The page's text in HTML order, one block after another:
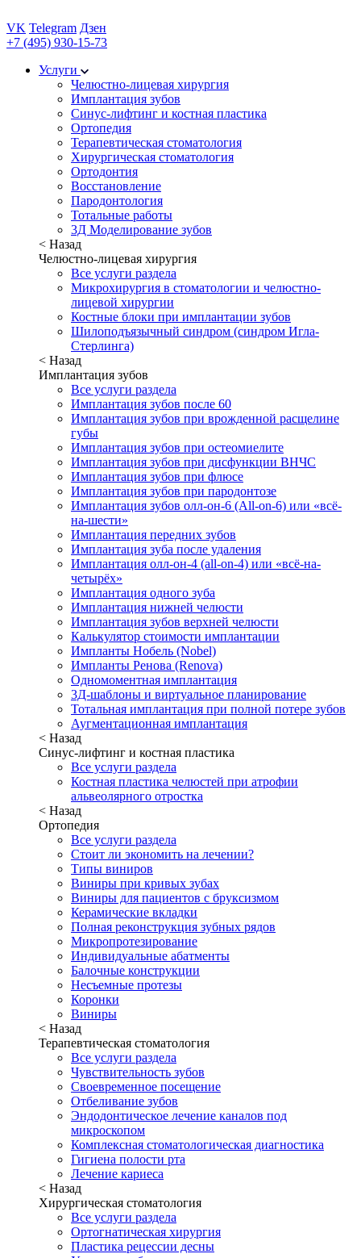
VK Telegram Дзен
+7 (495) 930-15-73
Услуги
Челюстно-лицевая хирургия
Имплантация зубов
Синус-лифтинг и костная пластика
Ортопедия
Терапевтическая стоматология
Хирургическая стоматология
Ортодонтия
Восстановление
Пародонтология
Тотальные работы
3Д Моделирование зубов
< Назад
Челюстно-лицевая хирургия
Все услуги раздела
Микрохирургия в стоматологии и челюстно-
лицевой хирургии
Костные блоки при имплантации зубов
Шилоподъязычный синдром (синдром Игла-
Стерлинга)
< Назад
Имплантация зубов
Все услуги раздела
Имплантация зубов после 60
Имплантация зубов при врожденной расщелине
губы
Имплантация зубов при остеомиелите
Имплантация зубов при дисфункции ВНЧС
Имплантация зубов при флюсе
Имплантация зубов при пародонтозе
Имплантация зубов олл-он-6 (All-on-6) или «всё-
на-шести»
Имплантация передних зубов
Имплантация зуба после удаления
Имплантация олл-он-4 (all-on-4) или «всё-на-
четырёх»
Имплантация одного зуба
Имплантация нижней челюсти
Имплантация зубов верхней челюсти
Калькулятор стоимости имплантации
Импланты Нобель (Nobel)
Импланты Ренова (Renova)
Одномоментная имплантация
3Д-шаблоны и виртуальное планирование
Тотальная имплантация при полной потере зубов
Аугментационная имплантация
< Назад
Синус-лифтинг и костная пластика
Все услуги раздела
Костная пластика челюстей при атрофии
альвеолярного отростка
< Назад
Ортопедия
Все услуги раздела
Стоит ли экономить на лечении?
Типы виниров
Виниры при кривых зубах
Виниры для пациентов с бруксизмом
Керамические вкладки
Полная реконструкция зубных рядов
Микропротезирование
Индивидуальные абатменты
Балочные конструкции
Несъемные протезы
Коронки
Виниры
< Назад
Терапевтическая стоматология
Все услуги раздела
Чувствительность зубов
Своевременное посещение
Отбеливание зубов
Эндодонтическое лечение каналов под
микроскопом
Комплексная стоматологическая диагностика
Гигиена полости рта
Лечение кариеса
< Назад
Хирургическая стоматология
Все услуги раздела
Ортогнатическая хирургия
Пластика рецессии десны